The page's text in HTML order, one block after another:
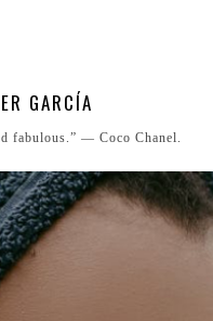
GARCÍA
fabulous.” ― Coco Chanel.